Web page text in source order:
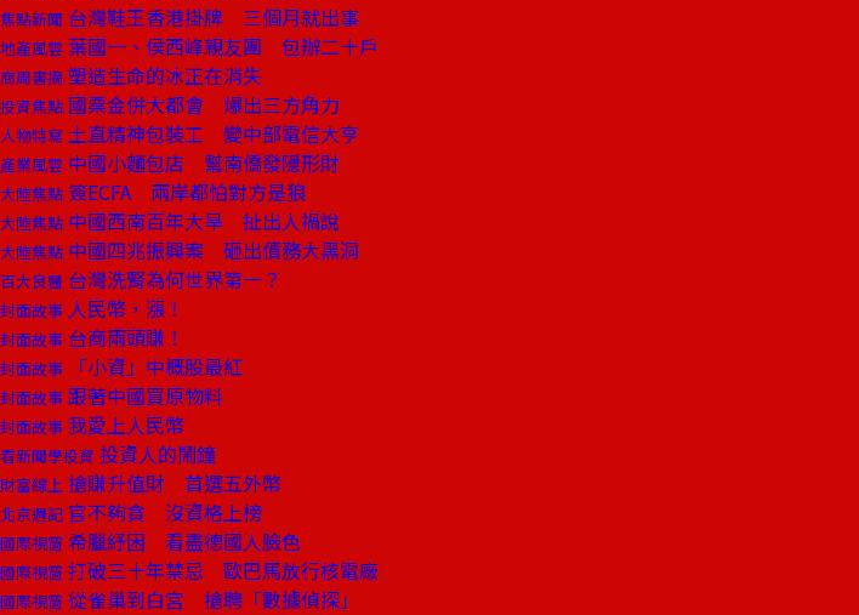
焦點新聞 台灣鞋王香港掛牌 三個月就出事
地產風雲 葉國一、侯西峰親友團 包辦二十戶
商周書摘 塑造生命的冰正在消失
投資焦點 國票金併大都會 爆出三方角力
人物特寫 土直精神包裝工 變中部電信大亨
產業風雲 中國小麵包店 幫南僑發隱形財
大陸焦點 簽ECFA 兩岸都怕對方是狼
大陸焦點 中國西南百年大旱 扯出人禍說
大陸焦點 中國四兆振興案 砸出債務大黑洞
百大良醫 台灣洗腎為何世界第一？
封面故事 人民幣，漲！
封面故事 台商兩頭賺！
封面故事 「小資」中概股最紅
封面故事 跟著中國買原物料
封面故事 我愛上人民幣
看新聞學投資 投資人的鬧鐘
財富線上 搶賺升值財 首選五外幣
北京週記 官不夠貪 沒資格上榜
國際視窗 希臘紓困 看盡德國人臉色
國際視窗 打破三十年禁忌 歐巴馬放行核電廠
國際視窗 從雀巢到白宮 搶聘「數據偵探」